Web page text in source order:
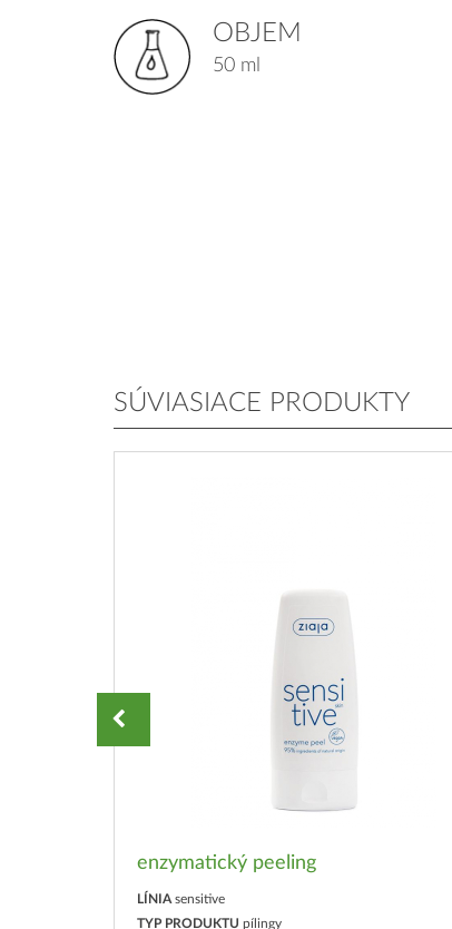
OBJEM
50 ml
SÚVIASIACE PRODUKTY
enzymatický peeling
LÍNIA sensitive
TYP PRODUKTU pílingy